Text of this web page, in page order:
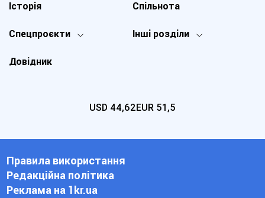
Спецпроєкти Інші розділи
Історія
Довідник
Спільнота
USD 44,62EUR 51,5
Правила використання
Редакційна політика
Реклама на 1kr.ua